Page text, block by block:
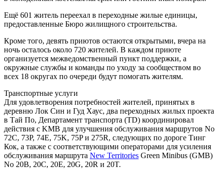
Ещё 601 житель переехал в переходные жилые единицы,
предоставленные Бюро жилищного строительства.
Кроме того, девять приютов остаются открытыми, вчера на
ночь осталось около 720 жителей. В каждом приюте
организуется межведомственный пункт поддержки, а
окружные службы и команды по уходу за сообществом во
всех 18 округах по очереди будут помогать жителям.
Транспортные услуги
Для удовлетворения потребностей жителей, принятых в
деревню Лок Син и Гуд Хаус, два переходных жилых проекта
в Тай По, Департамент транспорта (TD) координировал
действия с KMB для улучшения обслуживания маршрутов No
72C, 73P, 74E, 75K, 75P и 275R, следующих по дороге Тинг
Кок, а также с соответствующими операторами для усиления
обслуживания маршрута New Territories Green Minibus (GMB)
No 20B, 20C, 20E, 20G, 20R и 20T.